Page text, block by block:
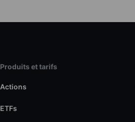
Produits et tarifs
Actions
ETFs